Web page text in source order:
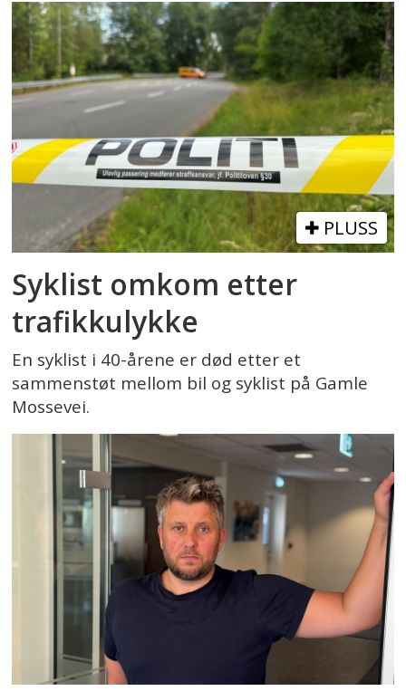
PLUSS
Syklist omkom etter
trafikkulykke
En syklist i 40-årene er død etter et
sammenstøt mellom bil og syklist på Gamle
Mossevei.